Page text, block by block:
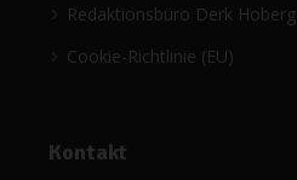
Redaktionsbüro Derk Hoberg
Cookie-Richtlinie (EU)
Kontakt